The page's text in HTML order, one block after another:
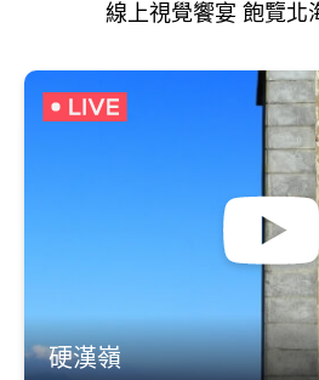
線上視覺饗宴 飽覽北
硬漢嶺